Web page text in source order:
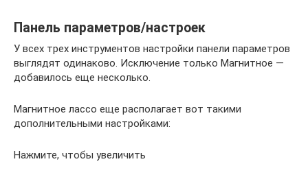
Панель параметров/настроек
У всех трех инструментов настройки панели параметров
выглядят одинаково. Исключение только Магнитное —
добавилось еще несколько.
Магнитное лассо еще располагает вот такими
дополнительными настройками:
Нажмите, чтобы увеличить